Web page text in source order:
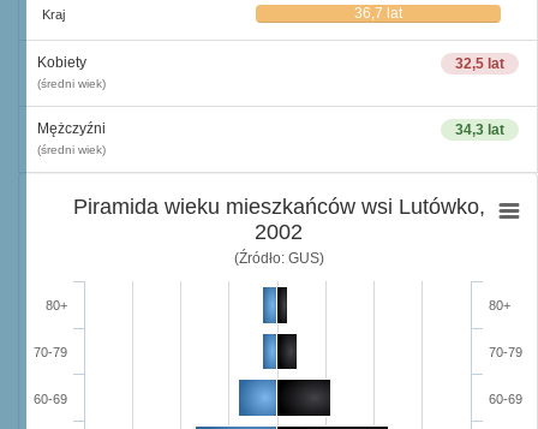
Kraj 36,7 lat
32,5 lat
Kobiety
(średni wiek)
34,3 lat
Mężczyźni
(średni wiek)
Piramida wieku mieszkańców wsi Lutówko,
2002
(Źródło: GUS)
60-69
70-79
80+
60-69
70-79
80+